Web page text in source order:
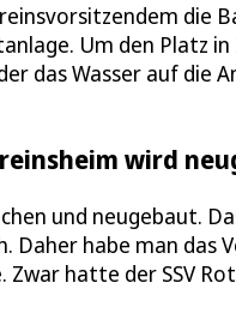
die
Um den Platz
das Wasser auf
wird
und neugebaut.
Daher habe man
hatte der SSV